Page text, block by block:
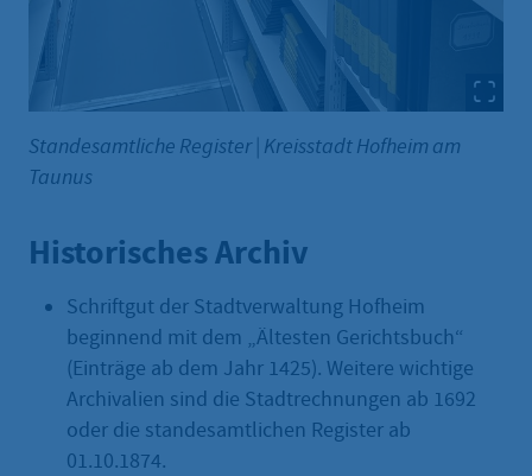
Standesamtliche Register Kreisstadt Hofheim am
Taunus
Historisches Archiv
Schriftgut der Stadtverwaltung Hofheim
beginnend mit dem „Ältesten Gerichtsbuch“
(Einträge ab dem Jahr 1425). Weitere wichtige
Archivalien sind die Stadtrechnungen ab 1692
oder die standesamtlichen Register ab
01.10.1874.